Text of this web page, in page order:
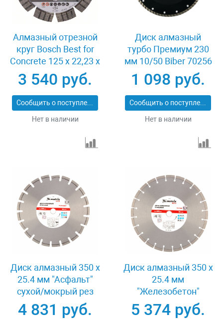
Алмазный отрезной
круг Bosch Best for
Concrete 125 x 22,23 x
2,2 x 12 mm
3 540 руб.
Сообщить о поступлении
Нет в наличии
Диск алмазный
турбо Премиум 230
мм 10/50 Biber 70256
1 098 руб.
Сообщить о поступлении
Нет в наличии
Диск алмазный 350 х
25.4 мм "Асфальт"
сухой/мокрый рез
Pro Matrix 731073
4 831 руб.
Диск алмазный 350 х
25.4 мм
"Железобетон"
сухой/мокрый рез
Pro Matrix 731103
5 374 руб.